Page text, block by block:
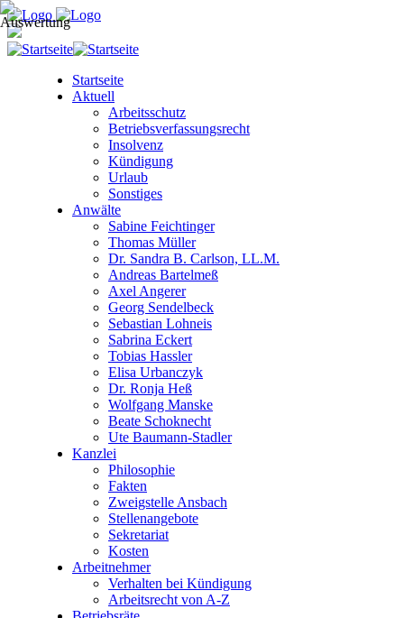
Startseite
Aktuell
Arbeitsschutz
Betriebsverfassungsrecht
Insolvenz
Kündigung
Urlaub
Sonstiges
Anwälte
Sabine Feichtinger
Thomas Müller
Dr. Sandra B. Carlson, LL.M.
Andreas Bartelmeß
Axel Angerer
Georg Sendelbeck
Sebastian Lohneis
Sabrina Eckert
Tobias Hassler
Elisa Urbanczyk
Dr. Ronja Heß
Wolfgang Manske
Beate Schoknecht
Ute Baumann-Stadler
Kanzlei
Philosophie
Fakten
Zweigstelle Ansbach
Stellenangebote
Sekretariat
Kosten
Arbeitnehmer
Verhalten bei Kündigung
Arbeitsrecht von A-Z